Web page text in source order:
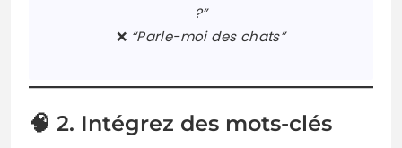
?”
❌ “Parle-moi des chats”
🧠 2. Intégrez des mots-clés